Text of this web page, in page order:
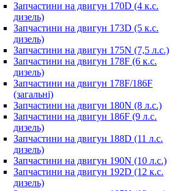
Запчастини на двигун 170D (4 к.с.
дизель)
Запчастини на двигун 173D (5 к.с.
дизель)
Запчастини на двигун 175N (7,5 л.с.)
Запчастини на двигун 178F (6 к.с.
дизель)
Запчастини на двигун 178F/186F
(загальні)
Запчастини на двигун 180N (8 л.с.)
Запчастини на двигун 186F (9 л.с.
дизель)
Запчастини на двигун 188D (11 л.с.
дизель)
Запчастини на двигун 190N (10 л.с.)
Запчастини на двигун 192D (12 к.с.
дизель)